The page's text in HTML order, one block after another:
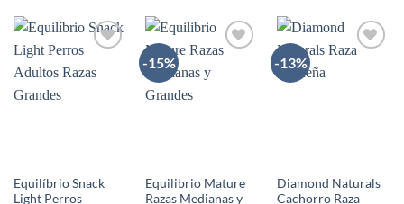
A LA
Equilíbrio Snack
Light Perros
-15%
A LA
Equilibrio Mature
Razas Medianas y
-13%
Diamond Naturals
Cachorro Raza